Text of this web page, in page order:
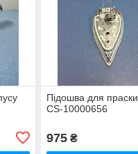
Підошва для
CS-10000656
975₴